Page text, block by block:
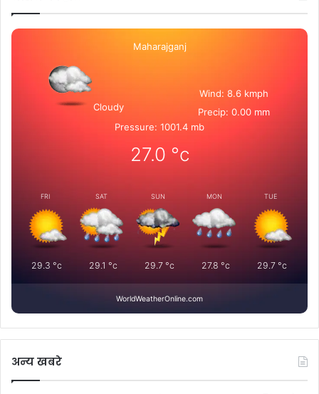
Maharajganj
Cloudy
Wind: 8.6 kmph
Precip: 0.00 mm
Pressure: 1001.4 mb
27.0 °c
FRI
29.3 °c
SAT
29.1 °c
SUN
29.7°c
MON
27.8 °c
TUE
29.7 °c
WorldWeatherOnline.com
अन्य खबरे